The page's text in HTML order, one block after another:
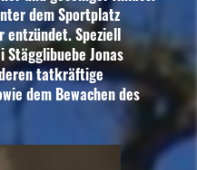
dem Sportplatz
entzündet. Speziell
Stägglibuebe Jonas
tatkräftige
dem Bewachen des